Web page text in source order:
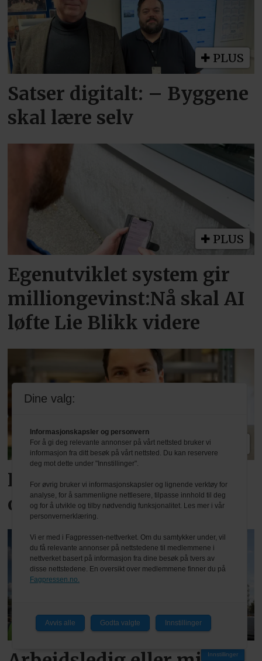
PLUS
Satser digitalt: – Byggene
skal lære selv
PLUS
Egenutviklet system gir
milliongevinst:Nå skal AI
løfte Lie Blikk videre
PLUS
Kom i gang med AI – ikke
overtenk det
Innstillinger
Dine valg:
Informasjonskapsler og personvern
For å gi deg relevante annonser på vårt nettsted bruker vi
informasjon fra ditt besøk på vårt nettsted. Du kan reservere
deg mot dette under "Innstillinger".
For øvrig bruker vi informasjonskapsler og lignende verktøy for
analyse, for å sammenligne nettlesere, tilpasse innhold til deg
og for å utvikle og tilby nødvendig funksjonalitet. Les mer i vår
personvernerklæring.
Vi er med i Fagpressen-nettverket. Om du samtykker under, vil
du få relevante annonser på nettstedene til medlemmene i
nettverket basert på informasjon fra dine besøk på tvers av
disse nettstedene. En oversikt over medlemmene finner du på
Fagpressen.no.
Avvis alle Godta valgte Innstillinger